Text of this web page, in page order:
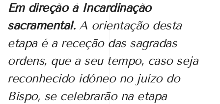
Em direção à Incardinação
sacramental.A orientação desta
etapa é a receção das sagradas
ordens, que a seu tempo, caso seja
reconhecido idóneo no juízo do
Bispo, se celebrarão na etapa